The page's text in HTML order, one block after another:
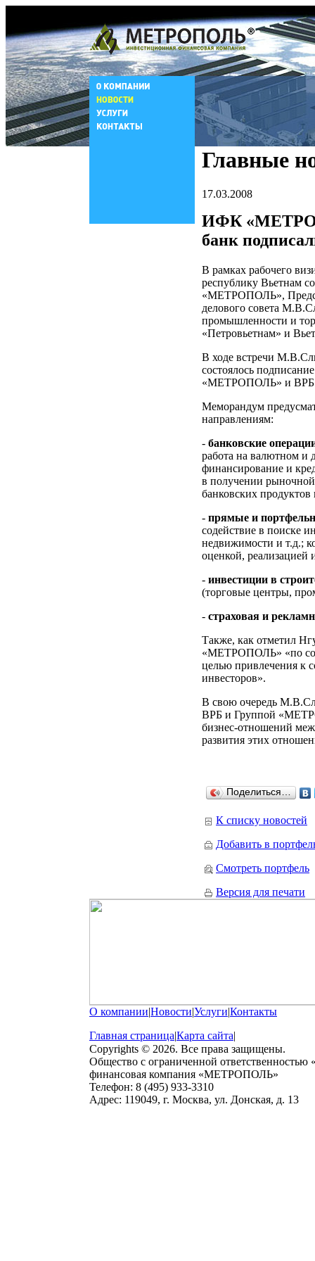
Главные
17.03.2008
ИФК
банк
В рамках рабочего
республику Вьетнам
«МЕТРОПОЛЬ»,
делового совета
промышленности и
«Петровьетнам» и
В ходе встречи
состоялось
«МЕТРОПОЛЬ» и
Меморандум
направлениям:
- банковские
работа на валютном и
финансирование и
в получении
банковских продуктов
- прямые и
содействие в поиске
недвижимости и т.д.;
оценкой, реализацией
- инвестиции в
(торговые центры,
- страховая и
Также, как отметил
«МЕТРОПОЛЬ» «по
целью привлечения к
инвесторов».
В свою очередь
ВРБ и Группой
бизнес-отношений
развития этих
Поделиться…
К списку новостей
Добавить в
Смотреть портфель
Версия для печати
О компании|Новости|Услуги|Контакты
Главная страница|Карта сайта|
Copyrights © 2026. Все права защищены.
Общество с ограниченной ответственностью
финансовая компания «МЕТРОПОЛЬ»
Телефон: 8 (495) 933-3310
Адрес: 119049, г. Москва, ул. Донская, д. 13